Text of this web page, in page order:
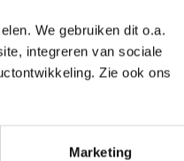
We gebruiken dit o.a.
integreren van sociale
Zie ook ons
Marketing